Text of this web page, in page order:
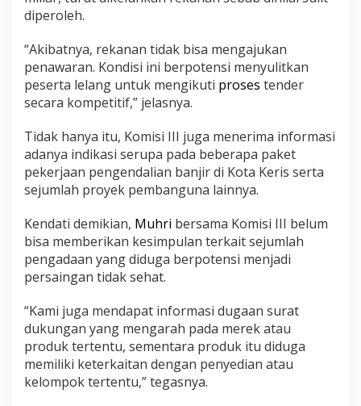
diperoleh.
“Akibatnya, rekanan tidak bisa mengajukan
penawaran. Kondisi ini berpotensi menyulitkan
peserta lelang untuk mengikuti proses tender
secara kompetitif,” jelasnya.
Tidak hanya itu, Komisi III juga menerima informasi
adanya indikasi serupa pada beberapa paket
pekerjaan pengendalian banjir di Kota Keris serta
sejumlah proyek pembanguna lainnya.
Kendati demikian, Muhri bersama Komisi III belum
bisa memberikan kesimpulan terkait sejumlah
pengadaan yang diduga berpotensi menjadi
persaingan tidak sehat.
“Kami juga mendapat informasi dugaan surat
dukungan yang mengarah pada merek atau
produk tertentu, sementara produk itu diduga
memiliki keterkaitan dengan penyedian atau
kelompok tertentu,” tegasnya.